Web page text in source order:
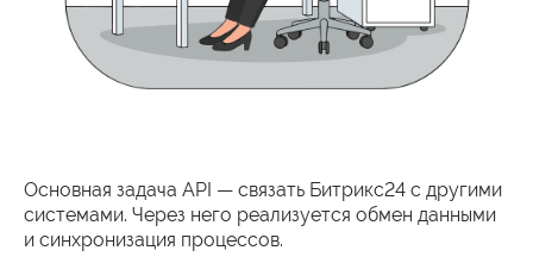
Основная задача API — связать Битрикс24 с другими
системами. Через него реализуется обмен данными
и синхронизация процессов.